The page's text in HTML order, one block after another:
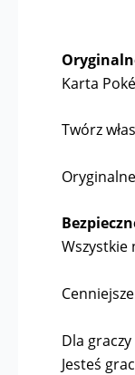
Karta
Twórz
Wszystkie
Dla
Jesteś